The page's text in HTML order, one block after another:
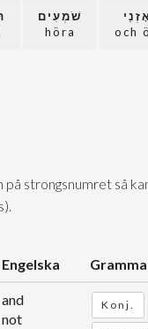
och
שֹׁמְעִים
höra
strongsnumret så
Engelska
and
not
Konj.